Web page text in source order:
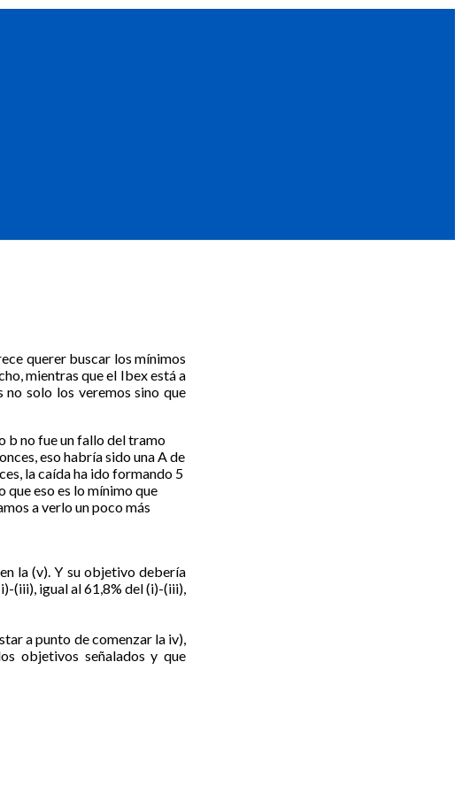
querer buscar los mínimos
mientras que el Ibex está a
no solo los veremos sino que
b no fue un fallo del tramo
eso habría sido una A de
la caída ha ido formando 5
que eso es lo mínimo que
a verlo un poco más
la (v). Y su objetivo debería
(iii), igual al 61,8% del (i)-(iii),
a punto de comenzar la iv),
objetivos señalados y que